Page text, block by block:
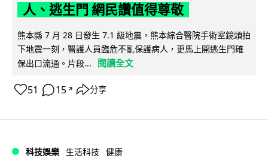
人、逃生門 網民讚值得尊敬
熊本縣 7 月 28 日發生 7.1 級地震，熊本綜合醫院手術室鏡頭拍
下地震一刻，醫護人員臨危不亂保護病人，更馬上開逃生門確
保出口流通。片段...
閱讀全文
51 15 ↗ 分享
科技娛樂 生活科技 健康